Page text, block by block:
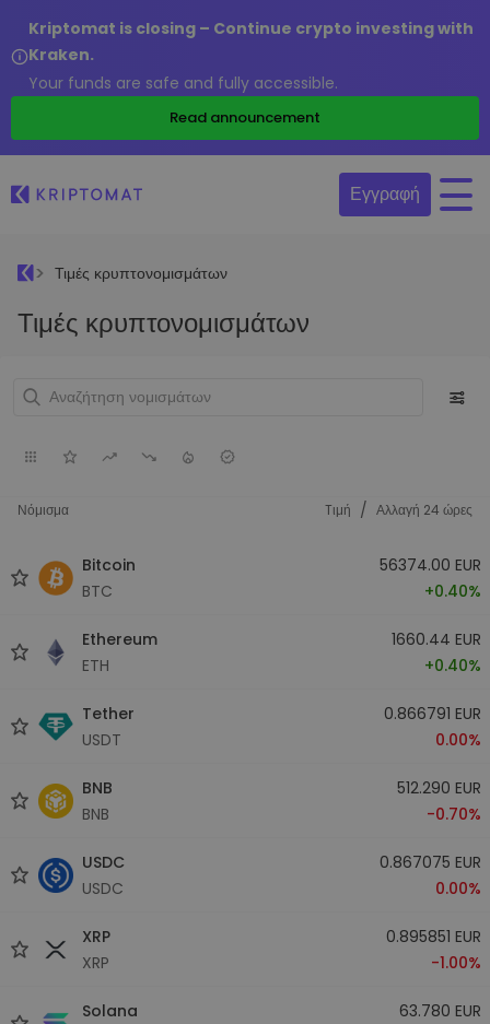
Kriptomat is closing – Continue crypto investing with
Kraken.
Your funds are safe and fully accessible.
Read announcement
Εγγραφή
Τιμές κρυπτονομισμάτων
Τιμές κρυπτονομισμάτων
Νόμισμα Tιμή / Αλλαγή 24 ώρες
Bitcoin
BTC
56374.00 EUR
+0.40%
Ethereum
ETH
1660.44 EUR
+0.40%
Tether
USDT
0.866791 EUR
0.00%
BNB
BNB
512.290 EUR
-0.70%
USDC
USDC
0.867075 EUR
0.00%
XRP
XRP
0.895851 EUR
-1.00%
Solana
63.780 EUR